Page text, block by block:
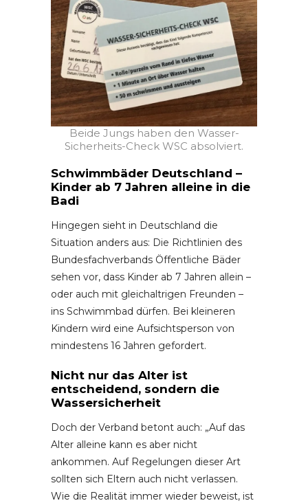
Beide Jungs haben den Wasser-
Sicherheits-Check WSC absolviert.
Schwimmbäder Deutschland –
Kinder ab 7 Jahren alleine in die
Badi
Hingegen sieht in Deutschland die
Situation anders aus: Die Richtlinien des
Bundesfachverbands Öffentliche Bäder
sehen vor, dass Kinder ab 7 Jahren allein –
oder auch mit gleichaltrigen Freunden –
ins Schwimmbad dürfen. Bei kleineren
Kindern wird eine Aufsichtsperson von
mindestens 16 Jahren gefordert.
Nicht nur das Alter ist
entscheidend, sondern die
Wassersicherheit
Doch der Verband betont auch: „Auf das
Alter alleine kann es aber nicht
ankommen. Auf Regelungen dieser Art
sollten sich Eltern auch nicht verlassen.
Wie die Realität immer wieder beweist, ist